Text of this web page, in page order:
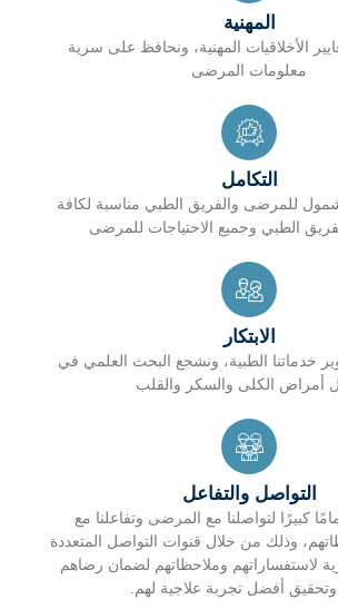
المهنية
الأخلاقيات المهنية، ونحافظ على سرية
معلومات المرضى
التكامل
للمرضى والفريق الطبي مناسبة لكافة
الطبي وجميع الاحتياجات للمرضى
الابتكار
خدماتنا الطبية، ونشجع البحث العلمي في
أمراض الكلى والسكر والقلب
التواصل والتفاعل
كبيرًا لتواصلنا مع المرضى وتفاعلنا مع
وذلك من خلال قنوات التواصل المتعددة
لاستفساراتهم وملاحظاتهم لضمان رضاهم
وتحقيق أفضل تجربة علاجية لهم.